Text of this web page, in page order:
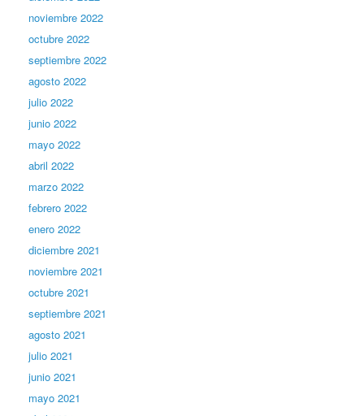
noviembre 2022
octubre 2022
septiembre 2022
agosto 2022
julio 2022
junio 2022
mayo 2022
abril 2022
marzo 2022
febrero 2022
enero 2022
diciembre 2021
noviembre 2021
octubre 2021
septiembre 2021
agosto 2021
julio 2021
junio 2021
mayo 2021